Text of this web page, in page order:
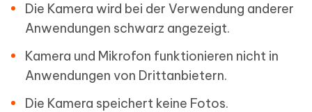
Die Kamera wird bei der Verwendung anderer
Anwendungen schwarz angezeigt.
Kamera und Mikrofon funktionieren nicht in
Anwendungen von Drittanbietern.
Die Kamera speichert keine Fotos.